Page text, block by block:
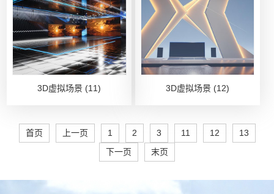
3D虚拟场景 (11) 3D虚拟场景 (12)
首页 上一页 1 2 3 11 12
13
下一页
末页